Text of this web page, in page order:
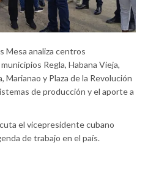
Mesa analiza centros
Regla, Habana Vieja,
Marianao y Plaza de la Revolución
de producción y el aporte a
el vicepresidente cubano
de trabajo en el país.